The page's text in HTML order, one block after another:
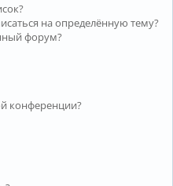
на определённую тему?
форум?
конференции?